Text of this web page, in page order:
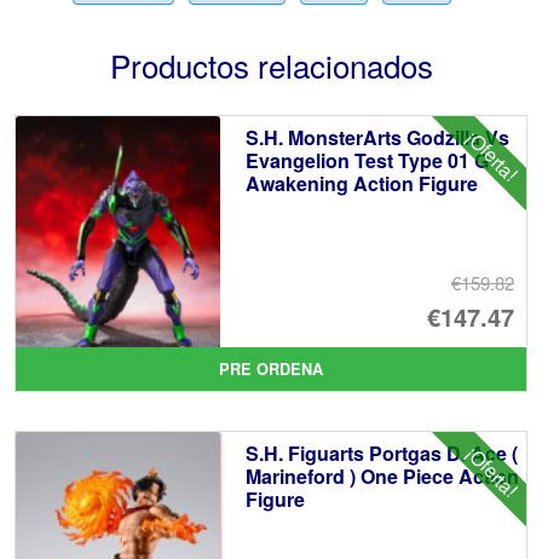
Productos relacionados
¡Oferta!
S.H. MonsterArts Godzilla Vs
Evangelion Test Type 01 G
Awakening Action Figure
€159.82
El
€147.47
El
PRE ORDENA
¡Oferta!
S.H. Figuarts Portgas D. Ace (
Marineford ) One Piece Action
Figure